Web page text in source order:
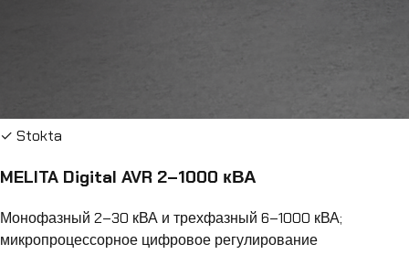
✓ Stokta
MELITA Digital AVR 2–1000 кВА
Монофазный 2–30 кВА и трехфазный 6–1000 кВА;
микропроцессорное цифровое регулирование